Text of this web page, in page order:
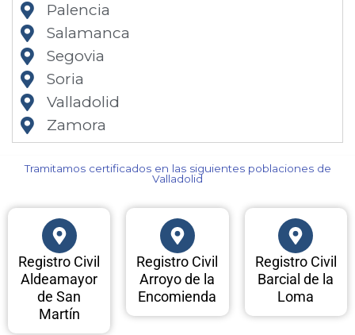
Palencia
Salamanca
Segovia
Soria
Valladolid
Zamora
Tramitamos certificados en las siguientes poblaciones de
Valladolid​
Registro Civil
Aldeamayor
de San
Martín
Registro Civil
Arroyo de la
Encomienda
Registro Civil
Barcial de la
Loma